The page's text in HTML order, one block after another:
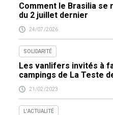
Comment le Brasilia
du 2 juillet dernier
24/07/2026
SOLIDARITÉ
Les vanlifers invités à
campings de La Teste
21/02/2023
L'ACTUALITÉ